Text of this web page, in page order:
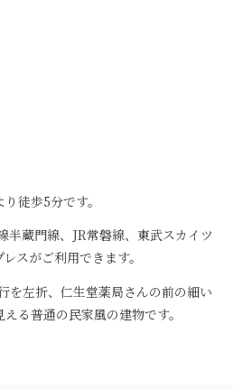
徒歩5分です。
半蔵門線、JR常磐線、東武スカイツ
スがご利用できます。
を左折、仁生堂薬局さんの前の細い
る普通の民家風の建物です。